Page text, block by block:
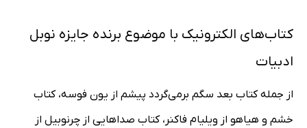
کتاب‌های الکترونیک با موضوع برنده جایزه نوبل
ادبیات
از جمله کتاب بعد سگم برمی‌گردد پیشم از یون فوسه، کتاب
خشم و هیاهو از ویلیام فاکنر، کتاب صداهایی از چرنوبیل از